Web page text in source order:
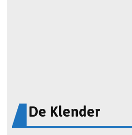
De Klender